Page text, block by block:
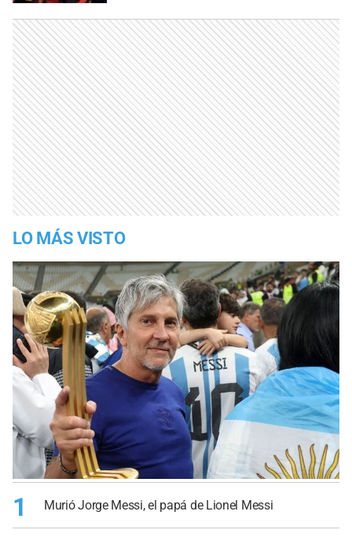
LO MÁS VISTO
1 Murió Jorge Messi, el papá de Lionel Messi